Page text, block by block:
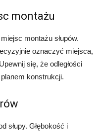
montażu
montażu słupów.
oznaczyć miejsca,
się, że odległości
konstrukcji.
słupy. Głębokość i